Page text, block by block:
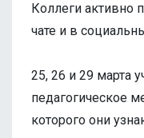
Коллеги активно
чате и в
25, 26 и 29 марта
педагогическое
которого они